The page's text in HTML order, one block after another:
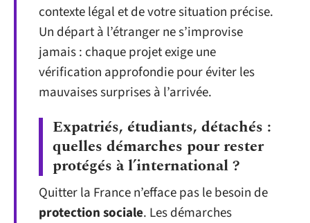
contexte légal et de votre situation précise.
Un départ à l’étranger ne s’improvise
jamais : chaque projet exige une
vérification approfondie pour éviter les
mauvaises surprises à l’arrivée.
Expatriés, étudiants, détachés :
quelles démarches pour rester
protégés à l’international ?
Quitter la France n’efface pas le besoin de
protection sociale. Les démarches